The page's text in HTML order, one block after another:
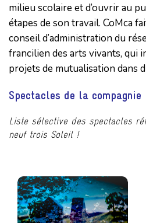
milieu scolaire et d’ouvrir au
étapes de son travail. CoMca
conseil d’administration du
francilien des arts vivants, qui
projets de mutualisation dans
Spectacles de la compagnie
Liste sélective des spectacles
neuf trois Soleil !